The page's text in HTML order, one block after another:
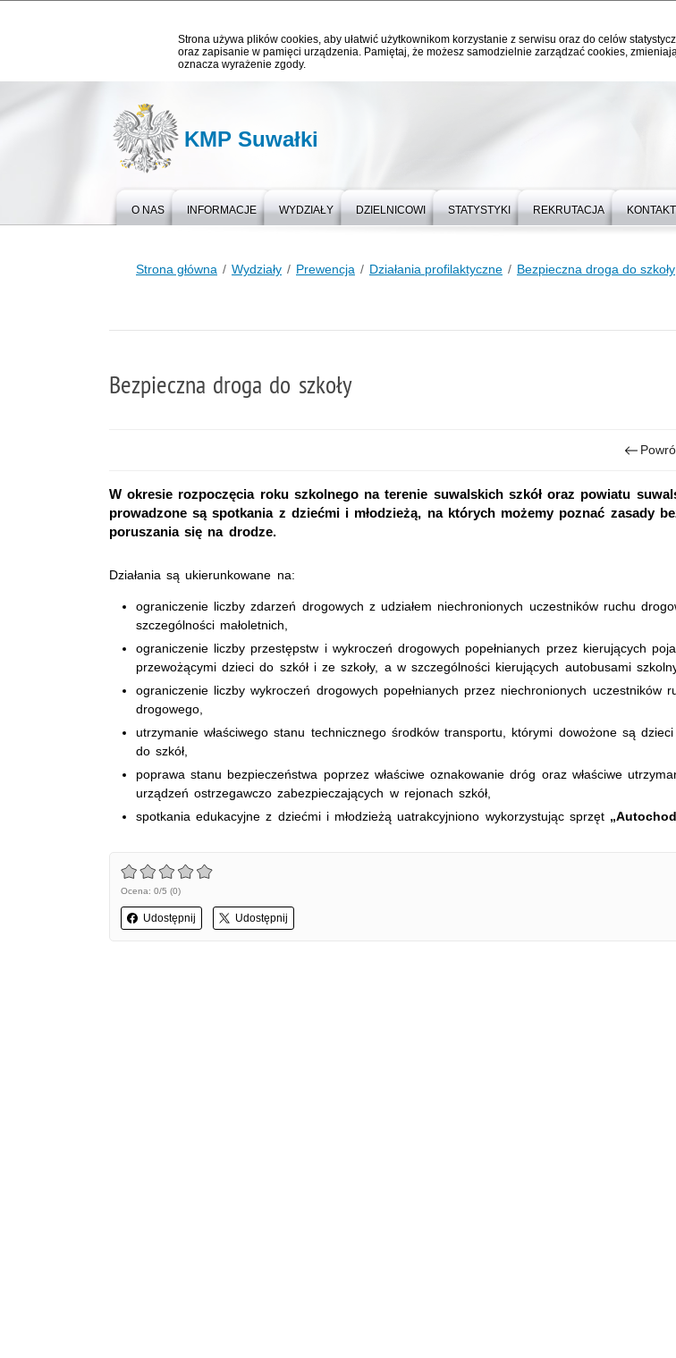
Strona używa plików cookies, aby ułatwić użytkownikom korzystanie z serwisu oraz do celów
oraz zapisanie w pamięci urządzenia. Pamiętaj, że możesz samodzielnie zarządzać cookies,
oznacza wyrażenie zgody.
KMP Suwałki
O NAS INFORMACJE WYDZIAŁY DZIELNICOWI STATYSTYKI REKRUTACJA KONTAKT
Strona główna Wydziały Prewencja Działania profilaktyczne Bezpieczna droga do szkoły
Bezpieczna droga do szkoły
W okresie rozpoczęcia roku szkolnego na terenie suwalskich szkół oraz powiatu
prowadzone są spotkania z dziećmi i młodzieżą, na których możemy poznać zasady
poruszania się na drodze.
Działania są ukierunkowane na:
ograniczenie liczby zdarzeń drogowych z udziałem niechronionych uczestników ruchu
szczególności małoletnich,
ograniczenie liczby przestępstw i wykroczeń drogowych popełnianych przez kierujących
przewożącymi dzieci do szkół i ze szkoły, a w szczególności kierujących autobusami
ograniczenie liczby wykroczeń drogowych popełnianych przez niechronionych uczestników
drogowego,
utrzymanie właściwego stanu technicznego środków transportu, którymi dowożone są dzieci
do szkół,
poprawa stanu bezpieczeństwa poprzez właściwe oznakowanie dróg oraz właściwe
urządzeń ostrzegawczo zabezpieczających w rejonach szkół,
spotkania edukacyjne z dziećmi i młodzieżą uatrakcyjniono wykorzystując sprzęt
Ocena: 0/5 (0)
Udostępnij Udostępnij